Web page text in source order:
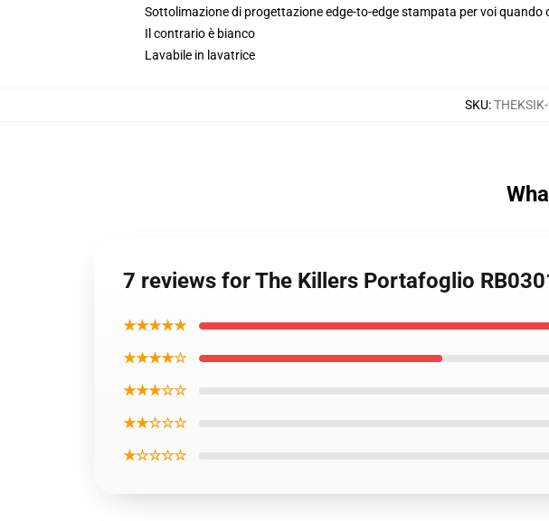
Sottolimazione di progettazione edge-to-edge stampata per voi quando
Il contrario è bianco
Lavabile in lavatrice
SKU:
7 reviews for The Killers Portafoglio
★★★★★
★★★★☆
★★★☆☆
★★☆☆☆
★☆☆☆☆